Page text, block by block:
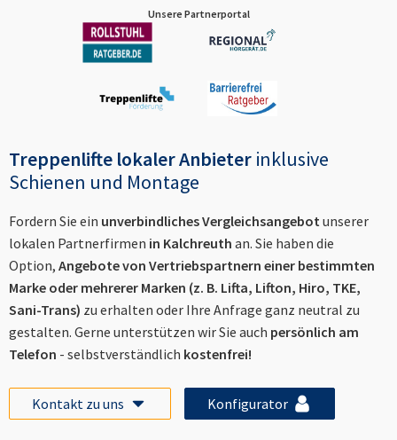
Unsere Partnerportal
Treppenlifte lokaler Anbieter inklusive
Schienen und Montage
Fordern Sie ein unverbindliches Vergleichsangebotunserer
lokalen Partnerfirmen in Kalchreuth an. Sie haben die
Option, Angebote von Vertriebspartnern einer bestimmten
Marke oder mehrerer Marken (z. B. Lifta, Lifton, Hiro, TKE,
Sani-Trans) zu erhalten oder Ihre Anfrage ganz neutral zu
gestalten. Gerne unterstützen wir Sie auch persönlich am
Telefon - selbstverständlich kostenfrei!
Kontakt zu uns Konfigurator